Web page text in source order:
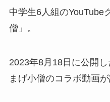
中学生6人組のYouTube
僧」。
2023年8月18日に公開
まげ小僧のコラボ動画